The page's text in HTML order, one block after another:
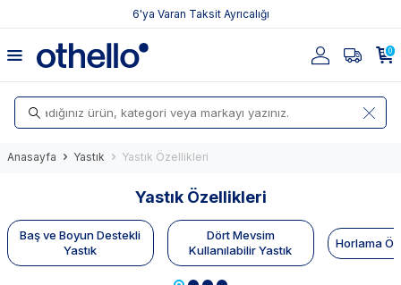
6'ya Varan Taksit Ayrıcalığı
0
Anasayfa Yastık Yastık Özellikleri
Yastık Özellikleri
Baş ve Boyun Destekli
Yastık
Dört Mevsim
Kullanılabilir Yastık
Horlama